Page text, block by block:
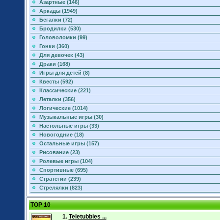
Азартные (146)
Аркады (1949)
Бегалки (72)
Бродилки (530)
Головоломки (99)
Гонки (360)
Для девочек (43)
Драки (168)
Игры для детей (8)
Квесты (592)
Классические (221)
Леталки (356)
Логические (1014)
Музыкальные игры (30)
Настольные игры (33)
Новогодние (18)
Остальные игры (157)
Рисование (23)
Ролевые игры (104)
Спортивные (695)
Стратегии (239)
Стрелялки (823)
TOP 10
1. Teletubbies ...